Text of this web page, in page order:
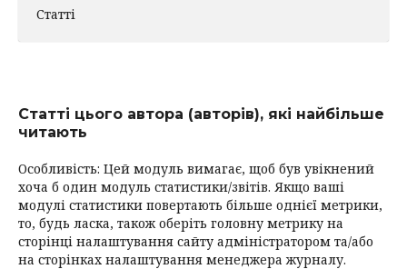
Статті
Статті цього автора (авторів), які найбільше
читають
Особливість: Цей модуль вимагає, щоб був увікнений
хоча б один модуль статистики/звітів. Якщо ваші
модулі статистики повертають більше однієї метрики,
то, будь ласка, також оберіть головну метрику на
сторінці налаштування сайту адміністратором та/або
на сторінках налаштування менеджера журналу.